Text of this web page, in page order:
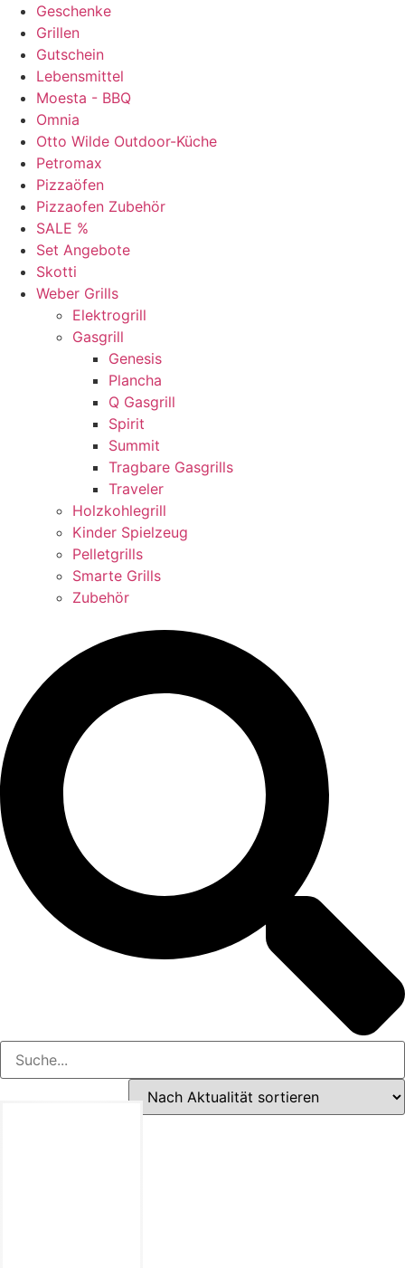
Geschenke
Grillen
Gutschein
Lebensmittel
Moesta - BBQ
Omnia
Otto Wilde Outdoor-Küche
Petromax
Pizzaöfen
Pizzaofen Zubehör
SALE %
Set Angebote
Skotti
Weber Grills
Elektrogrill
Gasgrill
Genesis
Plancha
Q Gasgrill
Spirit
Summit
Tragbare Gasgrills
Traveler
Holzkohlegrill
Kinder Spielzeug
Pelletgrills
Smarte Grills
Zubehör